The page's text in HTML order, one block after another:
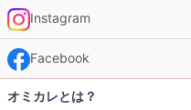
Instagram
Facebook
オミカレとは？